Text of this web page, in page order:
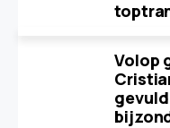
Volop